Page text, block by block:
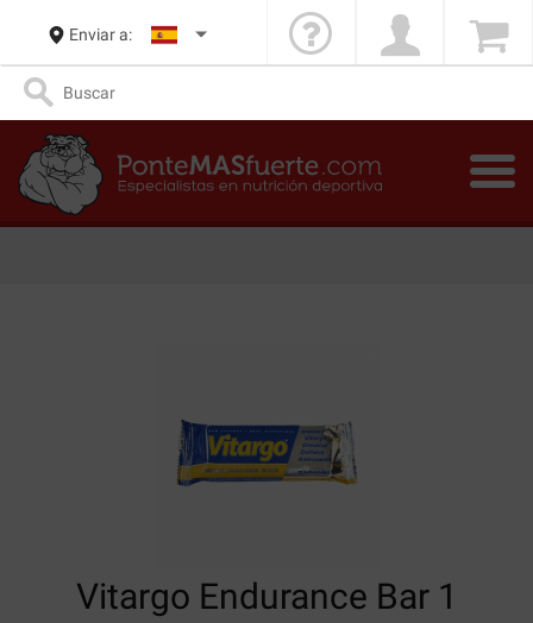
Enviar a:
Vitargo Endurance Bar1